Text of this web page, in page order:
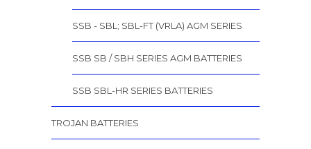
SSB - SBL; SBL-FT (VRLA) AGM SERIES
SSB SB / SBH SERIES AGM BATTERIES
SSB SBL-HR SERIES BATTERIES
TROJAN BATTERIES